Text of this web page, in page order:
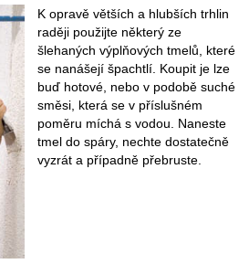
K opravě větších a hlubších trhlin
raději použijte některý ze
šlehaných výplňových tmelů, které
se nanášejí špachtlí. Koupit je lze
buď hotové, nebo v podobě suché
směsi, která se v příslušném
poměru míchá s vodou. Naneste
tmel do spáry, nechte dostatečně
vyzrát a případně přebruste.